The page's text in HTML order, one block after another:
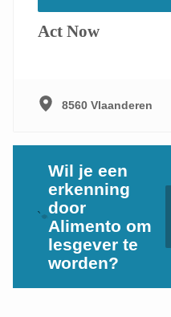
Act Now
8560 Vlaanderen
`
Wil je een
erkenning
door
Alimento om
lesgever te
worden?